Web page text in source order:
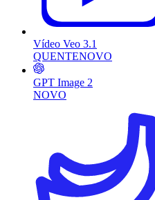
Vídeo Veo 3.1
QUENTENOVO
GPT Image 2
NOVO